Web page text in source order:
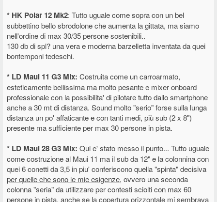
* HK Polar 12 Mk2: Tutto uguale come sopra con un bel
subbettino bello sbrodolone che aumenta la gittata, ma siamo
nell'ordine di max 30/35 persone sostenibili..
130 db di spl? una vera e moderna barzelletta inventata da quei
bontemponi tedeschi.
* LD Maui 11 G3 Mix: Costruita come un carroarmato,
esteticamente bellissima ma molto pesante e mixer onboard
professionale con la possibilita' di pilotare tutto dallo smartphone
anche a 30 mt di distanza. Sound molto "serio" forse sulla lunga
distanza un po' affaticante e con tanti medi, più sub (2 x 8")
presente ma sufficiente per max 30 persone in pista.
* LD Maui 28 G3 Mix: Qui e' stato messo il punto... Tutto uguale
come costruzione al Maui 11 ma il sub da 12" e la colonnina con
quei 6 conetti da 3,5 in piu' conferiscono quella "spinta" decisiva
per quelle che sono le mie esigenze, ovvero una seconda
colonna "seria" da utilizzare per contesti sciolti con max 60
persone in pista, anche se la copertura orizzontale mi sembrava